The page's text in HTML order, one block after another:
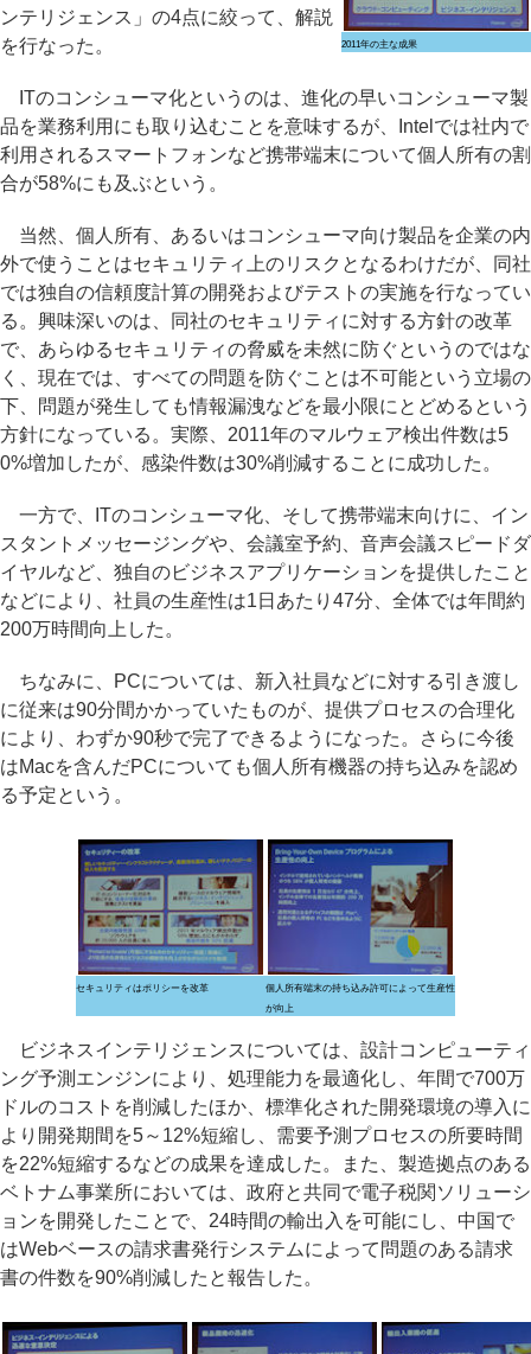
2011年の主な成果
ンテリジェンス」の4点に絞って、解説
を行なった。
ITのコンシューマ化というのは、進化の早いコンシューマ製
品を業務利用にも取り込むことを意味するが、Intelでは社内で
利用されるスマートフォンなど携帯端末について個人所有の割
合が58%にも及ぶという。
当然、個人所有、あるいはコンシューマ向け製品を企業の内
外で使うことはセキュリティ上のリスクとなるわけだが、同社
では独自の信頼度計算の開発およびテストの実施を行なってい
る。興味深いのは、同社のセキュリティに対する方針の改革
で、あらゆるセキュリティの脅威を未然に防ぐというのではな
く、現在では、すべての問題を防ぐことは不可能という立場の
下、問題が発生しても情報漏洩などを最小限にとどめるという
方針になっている。実際、2011年のマルウェア検出件数は5
0%増加したが、感染件数は30%削減することに成功した。
一方で、ITのコンシューマ化、そして携帯端末向けに、イン
スタントメッセージングや、会議室予約、音声会議スピードダ
イヤルなど、独自のビジネスアプリケーションを提供したこと
などにより、社員の生産性は1日あたり47分、全体では年間約
200万時間向上した。
ちなみに、PCについては、新入社員などに対する引き渡し
に従来は90分間かかっていたものが、提供プロセスの合理化
により、わずか90秒で完了できるようになった。さらに今後
はMacを含んだPCについても個人所有機器の持ち込みを認め
る予定という。
セキュリティはポリシーを改革
個人所有端末の持ち込み許可によって生産性
が向上
ビジネスインテリジェンスについては、設計コンピューティ
ング予測エンジンにより、処理能力を最適化し、年間で700万
ドルのコストを削減したほか、標準化された開発環境の導入に
より開発期間を5～12%短縮し、需要予測プロセスの所要時間
を22%短縮するなどの成果を達成した。また、製造拠点のある
ベトナム事業所においては、政府と共同で電子税関ソリューシ
ョンを開発したことで、24時間の輸出入を可能にし、中国で
はWebベースの請求書発行システムによって問題のある請求
書の件数を90%削減したと報告した。